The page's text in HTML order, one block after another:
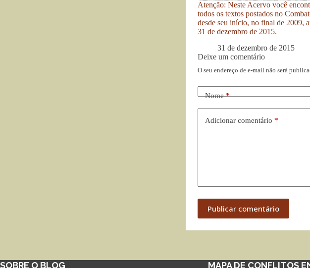
Atenção: Neste Acervo você
todos os textos postados no
desde seu início, no final de 2009,
31 de dezembro de 2015.
31 de dezembro de 2015
Deixe um comentário
O seu endereço de e-mail não será
Nome*
Adicionar comentário *
Publicar comentário
SOBRE O BLOG MAPA DE CONFLITOS